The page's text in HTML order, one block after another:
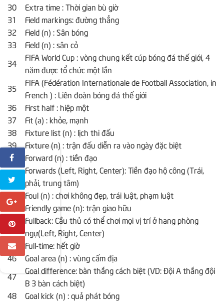
30
Extra time : Thời gian bù giờ
31
Field markings: đường thẳng
32
Field (n) : Sân bóng
33
Field (n) : sân cỏ
34
FIFA World Cup : vòng chung kết cúp bóng đá thế giới, 4
năm được tổ chức một lần
35
FIFA (Fédération Internationale de Football Association, in
French ) : Liên đoàn bóng đá thế giới
36
First half : hiệp một
37
Fit (a) : khỏe, mạnh
38
Fixture list (n) : lịch thi đấu
39
Fixture (n) : trận đấu diễn ra vào ngày đặc biệt
40
Forward (n) : tiền đạo
41
Forwards (Left, Right, Center): Tiền đạo hộ công (Trái,
phải, trung tâm)
42
Foul (n) : chơi không đẹp, trái luật, phạm luật
43
Friendly game (n): trận giao hữu
44
Fullback: Cầu thủ có thể chơi mọi vị trí ở hang phòng
ngự(Left, Right, Center)
45
Full-time: hết giờ
46
Goal area (n) : vùng cấm địa
47
Goal difference: bàn thắng cách biệt (VD: Đội A thắng đội
B 3 bàn cách biệt)
48
Goal kick (n) : quả phát bóng